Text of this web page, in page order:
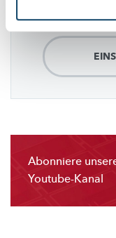
sehen,
Abonniere
Youtube-Kanal